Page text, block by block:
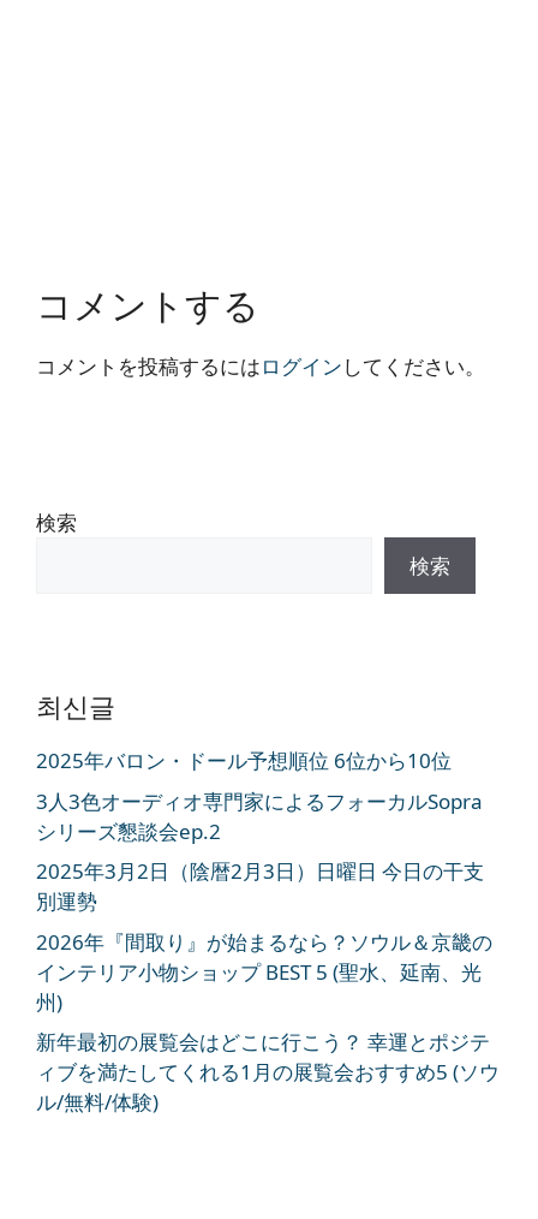
コメントする
コメントを投稿するにはログインしてください。
検索
検索
최신글
2025年バロン・ドール予想順位 6位から10位
3人3色オーディオ専門家によるフォーカルSopra
シリーズ懇談会ep.2
2025年3月2日（陰暦2月3日）日曜日 今日の干支
別運勢
2026年『間取り』が始まるなら？ソウル＆京畿の
インテリア小物ショップ BEST 5 (聖水、延南、光
州)
新年最初の展覧会はどこに行こう？ 幸運とポジテ
ィブを満たしてくれる1月の展覧会おすすめ5 (ソウ
ル/無料/体験)